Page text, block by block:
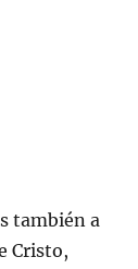
también a
Cristo,